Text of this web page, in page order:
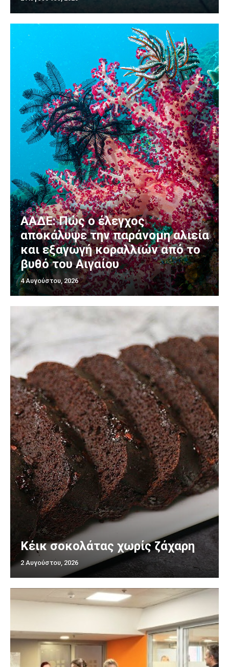
ΑΑΔΕ: Πώς ο έλεγχος
αποκάλυψε την παράνομη αλιεία
και εξαγωγή κοραλλιών από το
βυθό του Αιγαίου
4 Αυγούστου, 2026
Κέικ σοκολάτας χωρίς ζάχαρη
2 Αυγούστου, 2026